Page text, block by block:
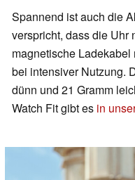
Spannend ist auch die
verspricht, dass die Uhr
magnetische
bei intensiver Nutzung.
dünn und 21 Gramm
Watch Fit gibt es in